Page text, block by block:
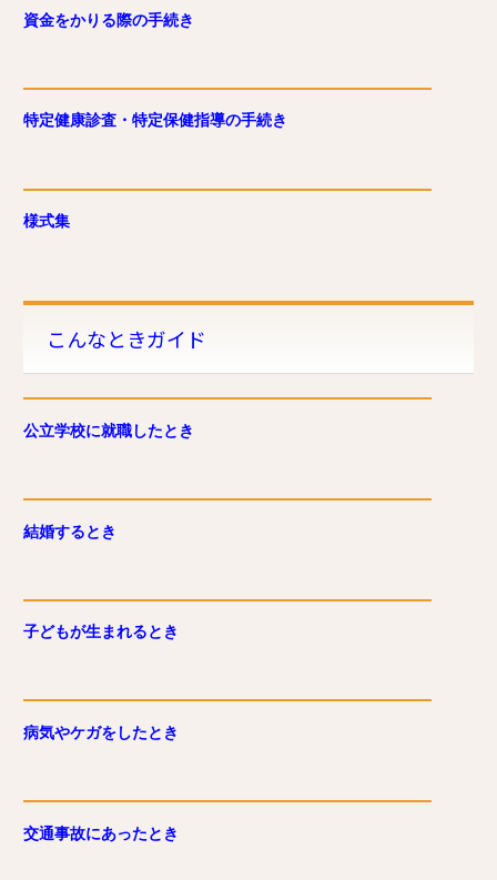
資金をかりる際の手続き
特定健康診査・特定保健指導の手続き
様式集
こんなときガイド
公立学校に就職したとき
結婚するとき
子どもが生まれるとき
病気やケガをしたとき
交通事故にあったとき